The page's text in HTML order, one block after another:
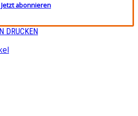
Jetzt abonnieren
DRUCKEN